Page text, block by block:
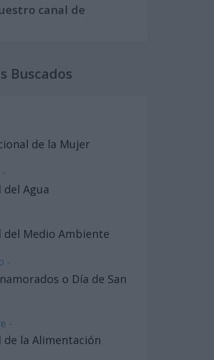
canal de
Buscados
de la Mujer
del Agua
del Medio Ambiente
-
o Día de San
-
de la Alimentación